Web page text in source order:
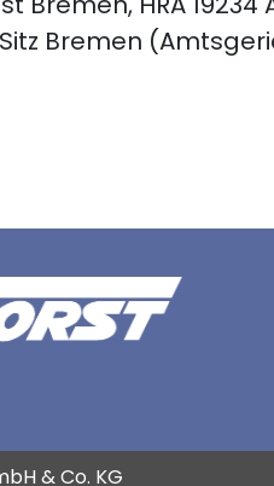
Bremen
& Co. KG